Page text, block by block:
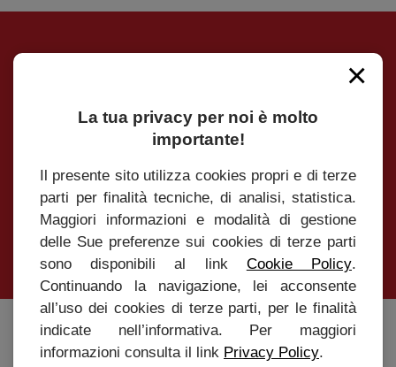
Iscriviti alla Newsletter per essere sempre
aggiornato su tutte le novità e le promozioni
INVIA
Caffè Roen s.r.l
×
La tua privacy per noi è molto
importante!
Il presente sito utilizza cookies propri e di terze
parti per finalità tecniche, di analisi, statistica.
Maggiori informazioni e modalità di gestione
delle Sue preferenze sui cookies di terze parti
sono disponibili al link Cookie Policy.
Continuando la navigazione, lei acconsente
all’uso dei cookies di terze parti, per le finalità
indicate nell’informativa. Per maggiori
informazioni consulta il link Privacy Policy.